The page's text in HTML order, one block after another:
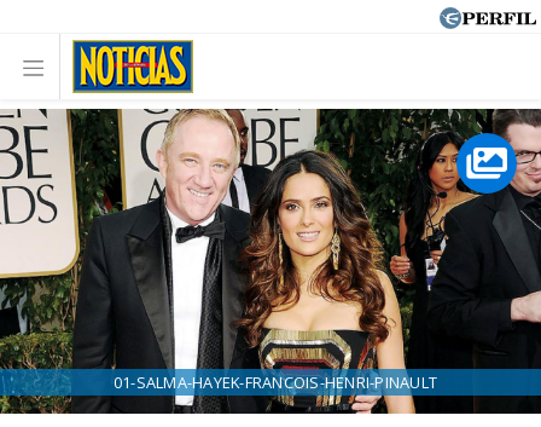
01-SALMA-HAYEK-FRANCOIS-HENRI-PINAULT